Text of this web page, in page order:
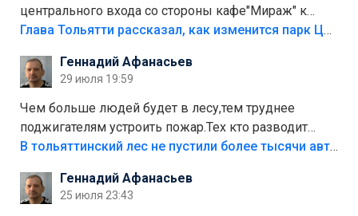
центрального входа со стороны кафе"Мираж" к
аттракционам слабо доделать?А то бордюры
лежала в парке и испортилась.Да еще,видимо,часть
украли.
Глава Тольятти рассказал, как изменится парк Центрального района
Геннадий Афанасьев
29 июля 19:59
Чем больше людей будет в лесу,тем труднее
поджигателям устроить пожар.Тех кто разводит
костры,тех надо безбожно штрафовать.Камер полно
Штрафы мизерные.
В тольяттинский лес не пустили более тысячи автомобилей
Геннадий Афанасьев
25 июля 23:43